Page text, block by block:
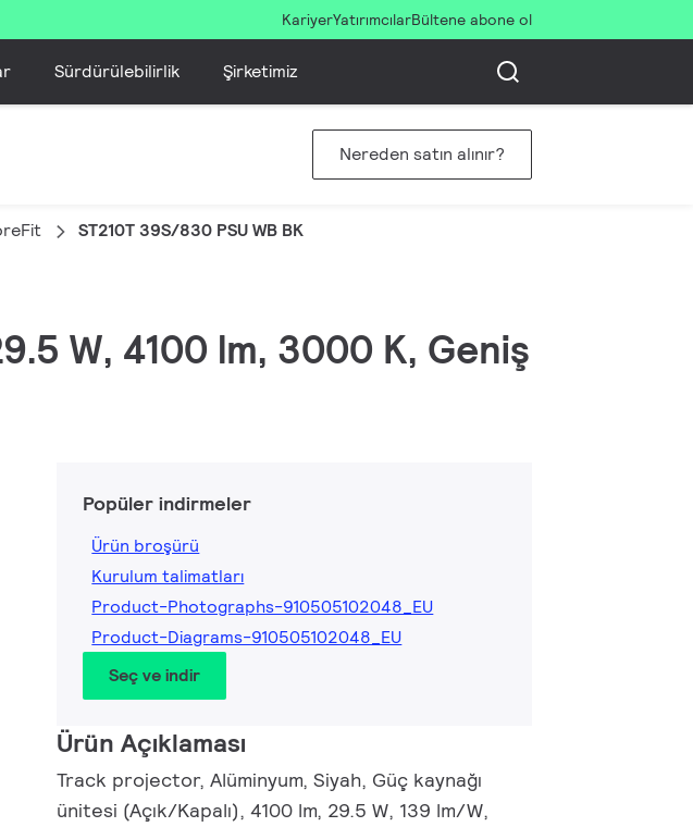
KariyerYatırımcılarBültene abone ol
Sürdürülebilirlik Şirketimiz
Nereden satın alınır?
ST210T 39S/830 PSU WB BK
W, 4100 lm, 3000 K, Geniş
Popüler indirmeler
Ürün broşürü
Kurulum talimatları
Product-Photographs-910505102048_EU
Product-Diagrams-910505102048_EU
Seç ve indir
Ürün Açıklaması
Track projector, Alüminyum, Siyah, Güç kaynağı
ünitesi (Açık/Kapalı), 4100 lm, 29.5 W, 139 lm/W,